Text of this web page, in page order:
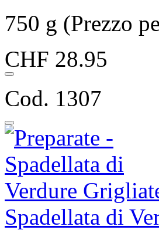
750 g (Prezzo
CHF 28.95
Cod. 1307
Spadellata di